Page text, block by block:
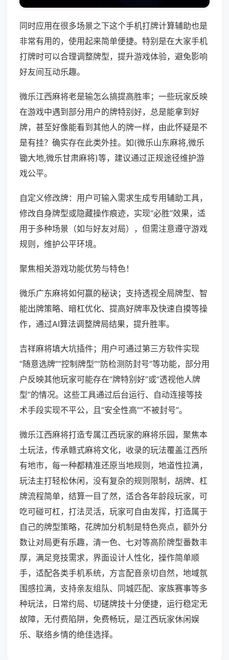
同时应用在很多场景之下这个手机打牌计算辅助也是
非常有用的，使用起来简单便捷。特别是在大家手机
打牌时可以合理调整牌型，提升游戏体验，避免影响
好友间互动乐趣。
微乐江西麻将老是输怎么搞提高胜率；一些玩家反映
在游戏中遇到部分用户的牌特别好，总是能拿到好
牌，甚至好像能看到其他人的牌一样，由此怀疑是不
是有挂？确实存在此类外挂。如(微乐山东麻将,微乐
锄大地,微乐甘肃麻将)等，建议通过正规途径维护游
戏公平。
自定义修改牌：用户可输入需求生成专用辅助工具，
修改自身牌型或隐藏操作痕迹，实现“必胜”效果，适
用于多种场景（如与好友对局），但需注意遵守游戏
规则，维护公平环境。
聚焦相关游戏功能优势与特色！
微乐广东麻将如何赢的秘诀；支持透视全局牌型、智
能出牌策略、暗杠优化、提高好牌率及快速自摸等操
作，通过AI算法调整牌局结果，提升胜率。
吉祥麻将填大坑插件；用户可通过第三方软件实现
“随意选牌”“控制牌型”“防检测防封号”等功能，部分用
户反映其他玩家可能存在“牌特别好”或“透视他人牌
型”的情况。这些工具通过后台运行、自动连接等技
术手段实现不平公，且“安全性高”“不被封号”。
微乐江西麻将打造专属江西玩家的麻将乐园，聚焦本
土玩法，传承赣式麻将文化，收录的玩法覆盖江西所
有地市，每一种都精准还原当地规则，地道性拉满，
玩法主打轻松休闲，没有复杂的规则限制，胡牌、杠
牌流程简单，结算一目了然，适合各年龄段玩家，可
吃可碰可杠，打法灵活，玩家可自由发挥，打造属于
自己的牌型策略，花牌加分机制是特色亮点，额外分
数让对局更有乐趣，清一色、七对等高阶牌型番数丰
厚，满足竞技需求，界面设计人性化，操作简单顺
手，适配各类手机系统，方言配音亲切自然，地域氛
围感拉满，支持亲友组队、同城匹配、家族赛事等多
种玩法，日常约局、切磋牌技十分便捷，运行稳定无
故障，无付费陷阱，免费畅玩，是江西玩家休闲娱
乐、联络乡情的绝佳选择。